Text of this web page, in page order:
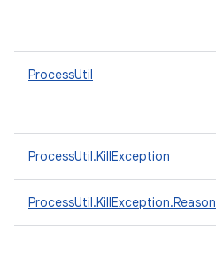
ProcessUtil
ProcessUtil.KillException
ProcessUtil.KillException.Reason